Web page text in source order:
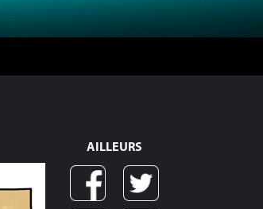
AILLEURS